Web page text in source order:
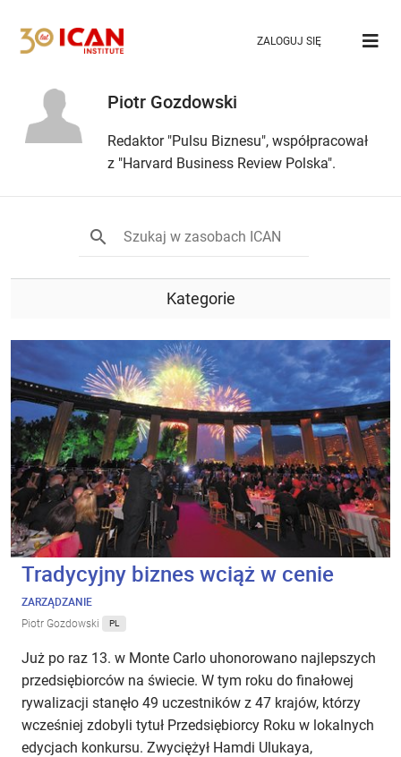
ZALOGUJ SIĘ
Piotr Gozdowski
Redaktor "Pulsu Biznesu", współpracował
z "Harvard Business Review Polska".
Kategorie
Tradycyjny biznes wciąż w cenie
ZARZĄDZANIE
Piotr Gozdowski PL
Już po raz 13. w Monte Carlo uhonorowano najlepszych
przedsiębiorców na świecie. W tym roku do finałowej
rywalizacji stanęło 49 uczestników z 47 krajów, którzy
wcześniej zdobyli tytuł Przedsiębiorcy Roku w lokalnych
edycjach konkursu. Zwyciężył Hamdi Ulukaya,